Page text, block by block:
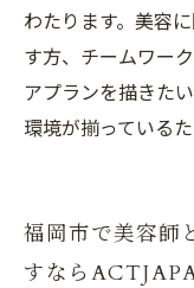
わたります。美容
す方、チームワー
アプランを描きた
環境が揃っている
福岡市で美容師
すなら